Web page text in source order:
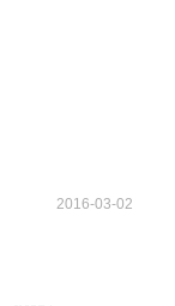
2016-03-02